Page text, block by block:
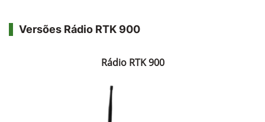
Versões Rádio RTK 900
Rádio RTK 900